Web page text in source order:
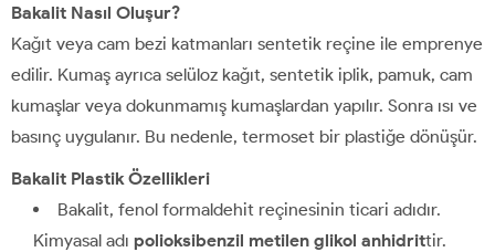
Bakalit Nasıl Oluşur?
Kağıt veya cam bezi katmanları sentetik reçine ile emprenye
edilir. Kumaş ayrıca selüloz kağıt, sentetik iplik, pamuk, cam
kumaşlar veya dokunmamış kumaşlardan yapılır. Sonra ısı ve
basınç uygulanır. Bu nedenle, termoset bir plastiğe dönüşür.
Bakalit Plastik Özellikleri
Bakalit, fenol formaldehit reçinesinin ticari adıdır.
Kimyasal adı polioksibenzil metilen glikol anhidrittir.